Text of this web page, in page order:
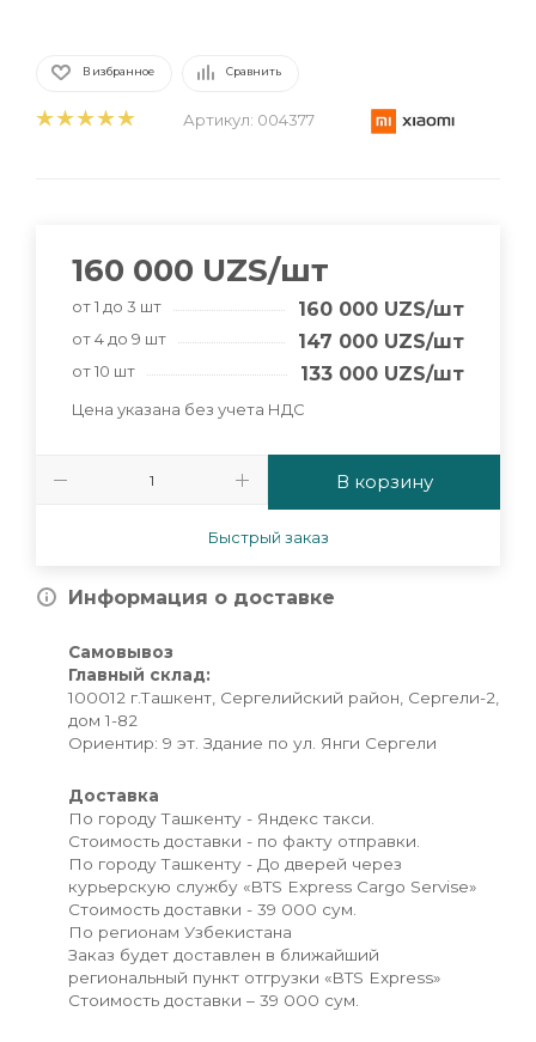
В избранное Сравнить
Артикул: 004377
160 000 UZS/шт
от 1 до 3 шт 160 000 UZS/шт
от 4 до 9 шт 147 000 UZS/шт
от 10 шт 133 000 UZS/шт
Цена указана без учета НДС
В корзину
Быстрый заказ
Информация о доставке
Самовывоз
Главный склад:
100012 г.Ташкент, Сергелийский район, Сергели-2,
дом 1-82
Ориентир: 9 эт. Здание по ул. Янги Сергели
Доставка
По городу Ташкенту - Яндекс такси.
Стоимость доставки - по факту отправки.
По городу Ташкенту - До дверей через
курьерскую службу «BTS Express Cargo Servise»
Стоимость доставки - 39 000 сум.
По регионам Узбекистана
Заказ будет доставлен в ближайший
региональный пункт отгрузки «BTS Express»
Стоимость доставки – 39 000 сум.